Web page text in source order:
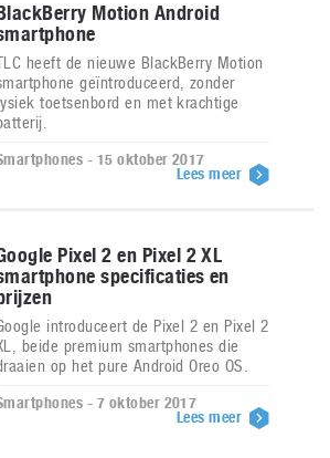
Motion Android
heeft de nieuwe BlackBerry Motion
geïntroduceerd, zonder
toetsenbord en met krachtige
- 15 oktober 2017
Lees meer
Pixel 2 en Pixel 2 XL
specificaties en
introduceert de Pixel 2 en Pixel 2
beide premium smartphones die
op het pure Android Oreo OS.
- 7 oktober 2017
Lees meer